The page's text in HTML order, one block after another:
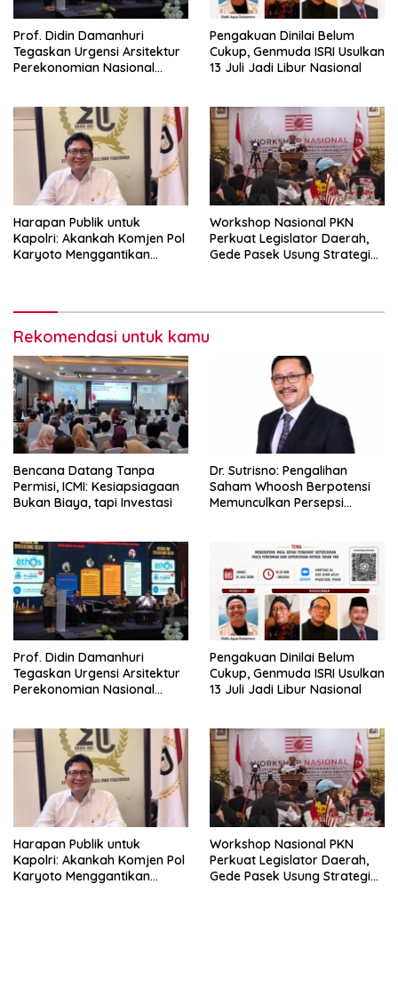
Prof. Didin Damanhuri
Tegaskan Urgensi Arsitektur
Perekonomian Nasional
Nasional
Pengakuan Dinilai Belum
Cukup, Genmuda ISRI Usulkan
13 Juli Jadi Libur Nasional
Harapan Publik untuk
Kapolri: Akankah Komjen Pol
Karyoto Menggantikan
Workshop Nasional PKN
Perkuat Legislator Daerah,
Gede Pasek Usung Strategi
Rekomendasi untuk kamu
Bencana Datang Tanpa
Permisi, ICMI: Kesiapsiagaan
Bukan Biaya, tapi Investasi
Dr. Sutrisno: Pengalihan
Saham Whoosh Berpotensi
Memunculkan Persepsi
Prof. Didin Damanhuri
Tegaskan Urgensi Arsitektur
Perekonomian Nasional
Nasional
Pengakuan Dinilai Belum
Cukup, Genmuda ISRI Usulkan
13 Juli Jadi Libur Nasional
Harapan Publik untuk
Kapolri: Akankah Komjen Pol
Karyoto Menggantikan
Workshop Nasional PKN
Perkuat Legislator Daerah,
Gede Pasek Usung Strategi